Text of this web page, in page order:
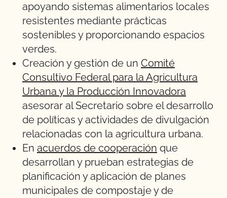
apoyando sistemas alimentarios locales
resistentes mediante prácticas
sostenibles y proporcionando espacios
verdes.
Creación y gestión de un Comité
Consultivo Federal para la Agricultura
Urbana y la Producción Innovadora
asesorar al Secretario sobre el desarrollo
de políticas y actividades de divulgación
relacionadas con la agricultura urbana.
En acuerdos de cooperación que
desarrollan y prueban estrategias de
planificación y aplicación de planes
municipales de compostaje y de